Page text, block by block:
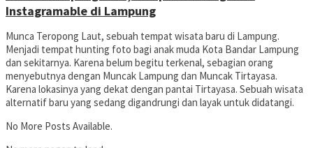
Instagramable di Lampung
Munca Teropong Laut, sebuah tempat wisata baru di Lampung.
Menjadi tempat hunting foto bagi anak muda Kota Bandar Lampung
dan sekitarnya. Karena belum begitu terkenal, sebagian orang
menyebutnya dengan Muncak Lampung dan Muncak Tirtayasa.
Karena lokasinya yang dekat dengan pantai Tirtayasa. Sebuah wisata
alternatif baru yang sedang digandrungi dan layak untuk didatangi.
No More Posts Available.